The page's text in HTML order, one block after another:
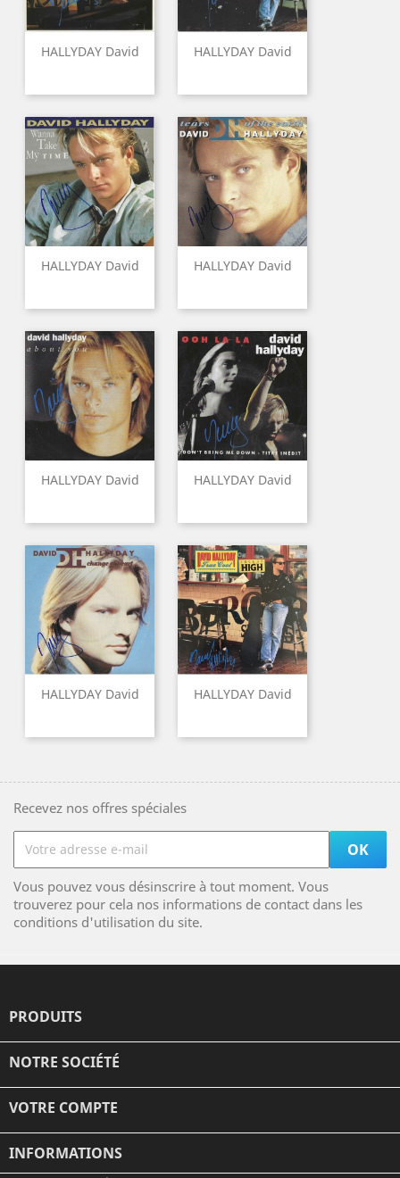
HALLYDAY David HALLYDAY David
HALLYDAY David HALLYDAY David
HALLYDAY David HALLYDAY David
HALLYDAY David HALLYDAY David
Recevez nos offres spéciales
Vous pouvez vous désinscrire à tout moment. Vous
trouverez pour cela nos informations de contact dans les
conditions d'utilisation du site.
PRODUITS
NOTRE SOCIÉTÉ
VOTRE COMPTE
INFORMATIONS